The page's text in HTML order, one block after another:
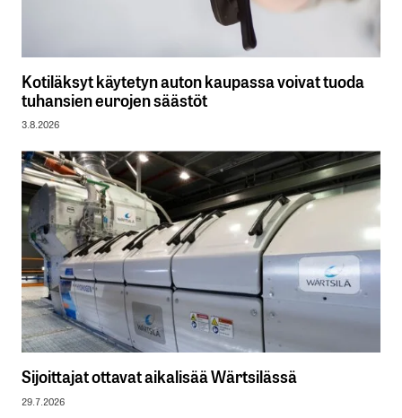
Kotiläksyt käytetyn auton kaupassa voivat tuoda
tuhansien eurojen säästöt
3.8.2026
Sijoittajat ottavat aikalisää Wärtsilässä
29.7.2026